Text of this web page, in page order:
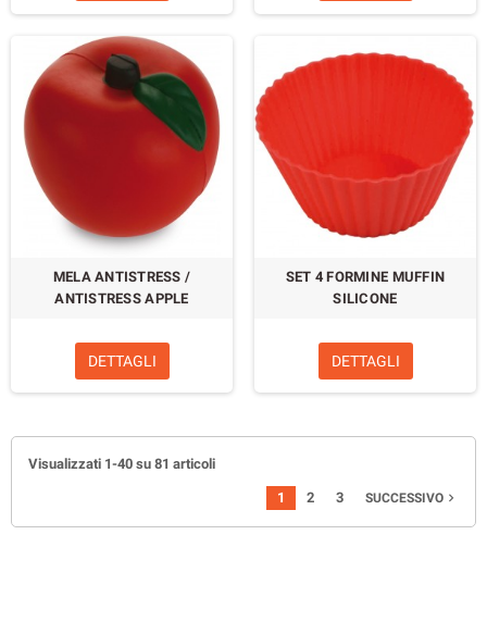
MELA ANTISTRESS /
ANTISTRESS APPLE
DETTAGLI
SET 4 FORMINE MUFFIN
SILICONE
DETTAGLI
Visualizzati 1-40 su 81 articoli
1 2 3 SUCCESSIVO 